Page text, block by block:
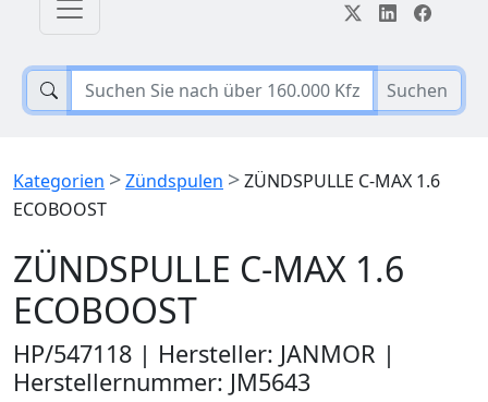
Suchen
Kategorien >Zündspulen >ZÜNDSPULLE C-MAX 1.6
ECOBOOST
ZÜNDSPULLE C-MAX 1.6
ECOBOOST
HP/547118 | Hersteller: JANMOR |
Herstellernummer: JM5643